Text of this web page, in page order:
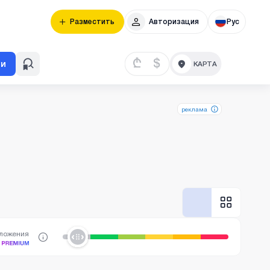
Разместить Авторизация Рус
₾ $
реклама